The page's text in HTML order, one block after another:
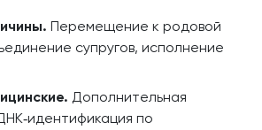
Перемещение к родовой
супругов, исполнение
Дополнительная
по